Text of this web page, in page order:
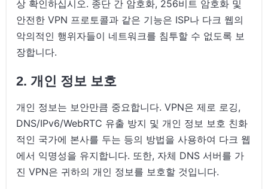
상 확인하십시오. 종단 간 암호화, 256비트 암호화 및
안전한 VPN 프로토콜과 같은 기능은 ISP나 다크 웹의
악의적인 행위자들이 네트워크를 침투할 수 없도록 보
장합니다.
2. 개인 정보 보호
개인 정보는 보안만큼 중요합니다. VPN은 제로 로깅,
DNS/IPv6/WebRTC 유출 방지 및 개인 정보 보호 친화
적인 국가에 본사를 두는 등의 방법을 사용하여 다크 웹
에서 익명성을 유지합니다. 또한, 자체 DNS 서버를 가
진 VPN은 귀하의 개인 정보를 보호할 것입니다.